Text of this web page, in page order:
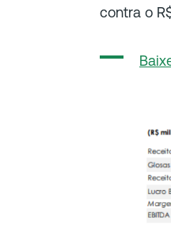
contra o